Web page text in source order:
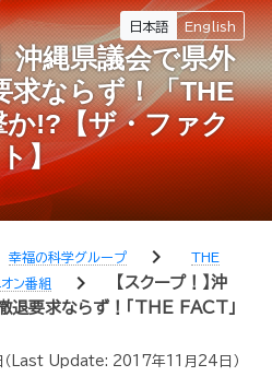
日本語 English
沖縄県議会で県外
求ならず！「THE
か!?【ザ・ファク
ト】
幸福の科学グループ chevron_right
THE
オン番組
chevron_right
【スクープ！】沖
退要求ならず！「THE FACT」
（Last Update: 2017年11月24日 ）